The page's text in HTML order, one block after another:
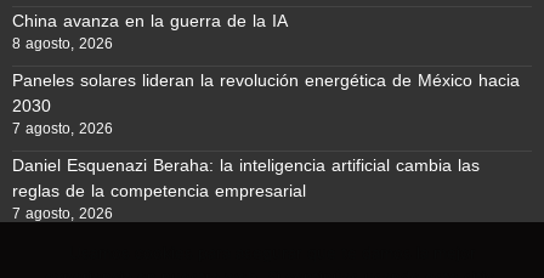
China avanza en la guerra de la IA
8 agosto, 2026
Paneles solares lideran la revolución energética de México hacia
2030
7 agosto, 2026
Daniel Esquenazi Beraha: la inteligencia artificial cambia las
reglas de la competencia empresarial
7 agosto, 2026